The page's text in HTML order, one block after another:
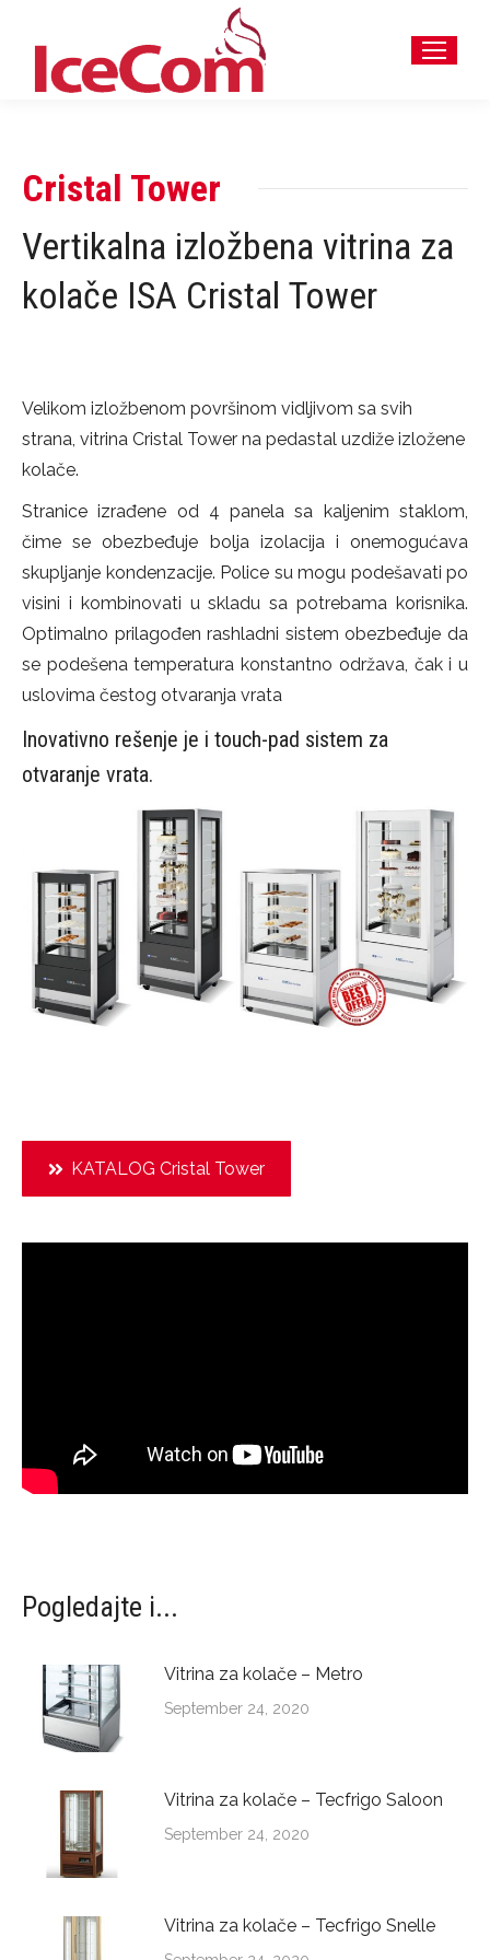
Cristal Tower
Vertikalna izložbena vitrina za
kolače ISA Cristal Tower
Velikom izložbenom površinom vidljivom sa svih
strana, vitrina Cristal Tower na pedastal uzdiže izložene
kolače.
Stranice izrađene od 4 panela sa kaljenim staklom,
čime se obezbeđuje bolja izolacija i onemogućava
skupljanje kondenzacije. Police su mogu podešavati po
visini i kombinovati u skladu sa potrebama korisnika.
Optimalno prilagođen rashladni sistem obezbeđuje da
se podešena temperatura konstantno održava, čak i u
uslovima čestog otvaranja vrata
Inovativno rešenje je i touch-pad sistem za
otvaranje vrata.
KATALOG Cristal Tower
Pogledajte i...
Vitrina za kolače – Metro
September 24, 2020
Vitrina za kolače – Tecfrigo Saloon
September 24, 2020
Vitrina za kolače – Tecfrigo Snelle